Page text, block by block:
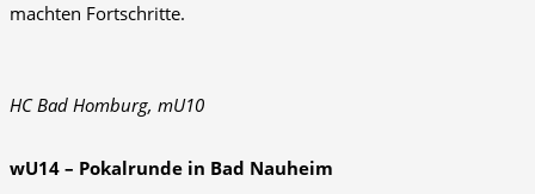
machten Fortschritte.
HC Bad Homburg, mU10
wU14 – Pokalrunde in Bad Nauheim